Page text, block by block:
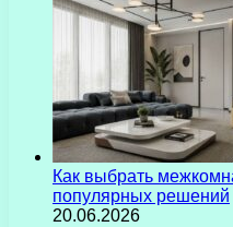
Как выбрать
популярных решений
20.06.2026